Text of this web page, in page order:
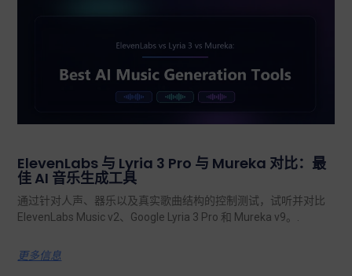
ElevenLabs 与 Lyria 3 Pro 与 Mureka 对比：最
佳 AI 音乐生成工具
通过针对人声、器乐以及真实歌曲结构的控制测试，试听并对比
ElevenLabs Music v2、Google Lyria 3 Pro 和 Mureka v9。.
更多信息